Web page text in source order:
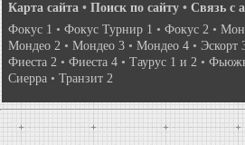
Карта сайта • Поиск по сайту • Связь с
Фокус 1 • Фокус Турнир 1 • Фокус 2 •
Мондео 2 • Мондео 3 • Мондео 4 • Эскорт
Фиеста 2 • Фиеста 4 • Таурус 1 и 2 •
Сиерра • Транзит 2